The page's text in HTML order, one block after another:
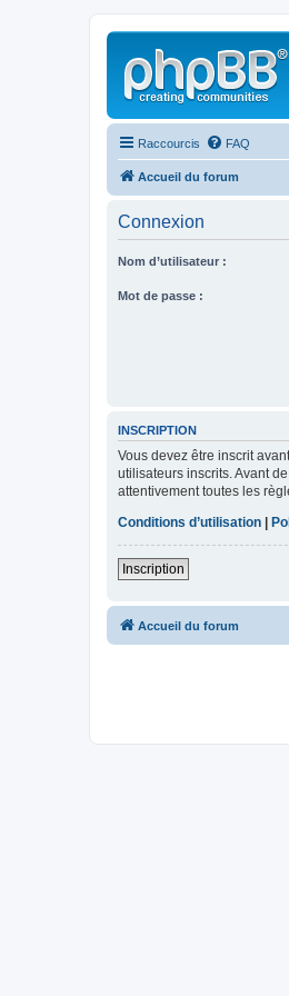
Raccourcis FAQ
Accueil du forum
Connexion
Nom d’utilisateur :
Mot de passe :
INSCRIPTION
Vous devez être inscrit
utilisateurs inscrits. Avant
attentivement toutes les
Conditions d’utilisation
Inscription
Accueil du forum